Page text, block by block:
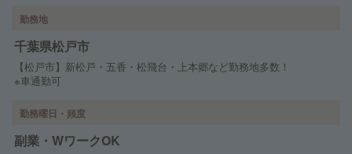
勤務地
千葉県松戸市
【松戸市】新松戸・五香・松飛台・上本郷など勤務地多数！
※車通勤可
勤務曜日・頻度
副業・WワークOK